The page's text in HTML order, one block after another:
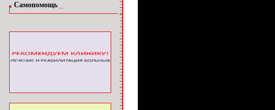
Самопомощь